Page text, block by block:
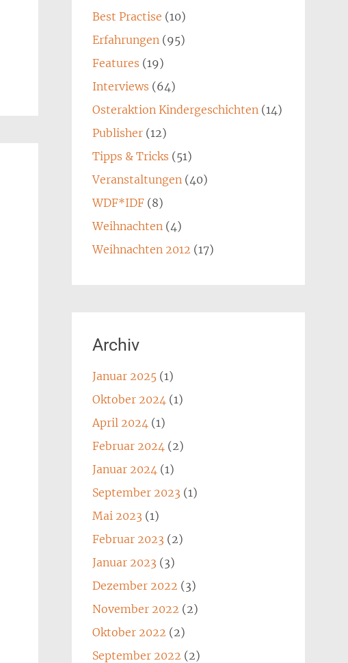
Best Practise (10)
Erfahrungen(95)
Features (19)
Interviews (64)
Osteraktion Kindergeschichten(14)
Publisher(12)
Tipps & Tricks (51)
Veranstaltungen(40)
WDF*IDF(8)
Weihnachten(4)
Weihnachten 2012 (17)
Archiv
Januar 2025(1)
Oktober 2024(1)
April 2024(1)
Februar 2024(2)
Januar 2024(1)
September 2023 (1)
Mai 2023 (1)
Februar 2023 (2)
Januar 2023 (3)
Dezember 2022 (3)
November 2022 (2)
Oktober 2022 (2)
September 2022 (2)